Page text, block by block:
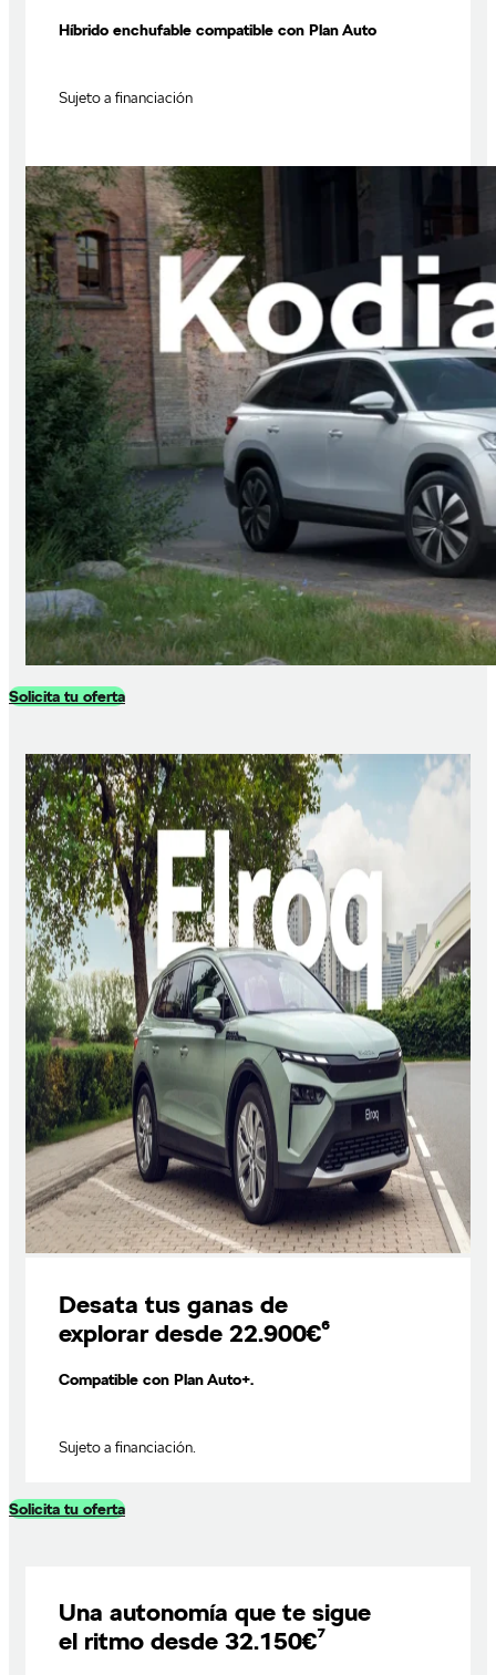
Híbrido enchufable compatible con Plan Auto
Sujeto a financiación
Solicita tu oferta
Desata tus ganas de
explorar desde 22.900€⁶
Compatible con Plan Auto+.
Sujeto a financiación.
Solicita tu oferta
Una autonomía que te sigue
el ritmo desde 32.150€⁷